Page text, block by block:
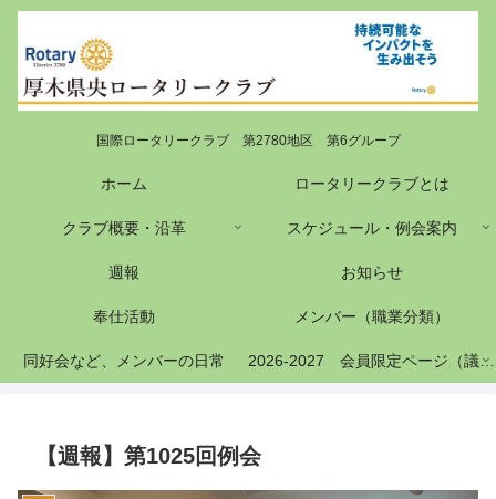
国際ロータリークラブ 第2780地区 第6グループ
ホーム ロータリークラブとは
クラブ概要・沿革 スケジュール・例会案内
週報 お知らせ
奉仕活動 メンバー（職業分類）
同好会など、メンバーの日常 2026-2027 会員限定ページ（議事録等）
【週報】第1025回例会